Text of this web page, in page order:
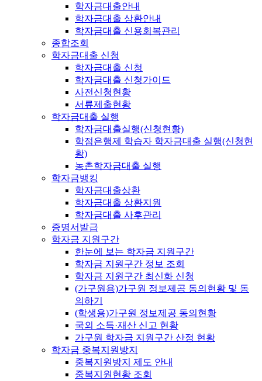
학자금대출안내
학자금대출 상환안내
학자금대출 신용회복관리
종합조회
학자금대출 신청
학자금대출 신청
학자금대출 신청가이드
사전신청현황
서류제출현황
학자금대출 실행
학자금대출실행(신청현황)
학점은행제 학습자 학자금대출 실행(신청현
황)
농촌학자금대출 실행
학자금뱅킹
학자금대출상환
학자금대출 상환지원
학자금대출 사후관리
증명서발급
학자금 지원구간
한눈에 보는 학자금 지원구간
학자금 지원구간 정보 조회
학자금 지원구간 최신화 신청
(가구원용)가구원 정보제공 동의현황 및 동
의하기
(학생용)가구원 정보제공 동의현황
국외 소득·재산 신고 현황
가구원 학자금 지원구간 산정 현황
학자금 중복지원방지
중복지원방지 제도 안내
중복지원현황 조회